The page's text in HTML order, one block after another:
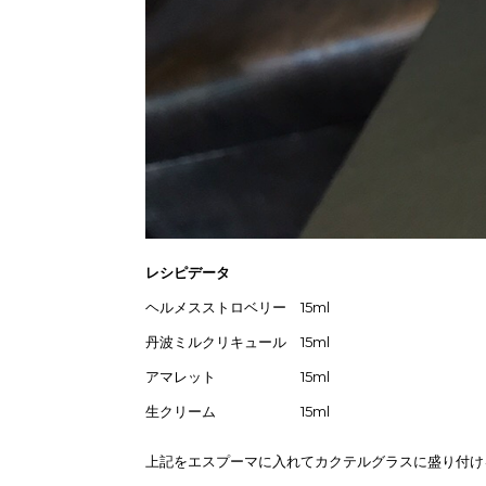
レシピデータ
ヘルメスストロベリー 15ml
丹波ミルクリキュール 15ml
アマレット 15ml
生クリーム 15ml
上記をエスプーマに入れてカクテルグラスに盛り付